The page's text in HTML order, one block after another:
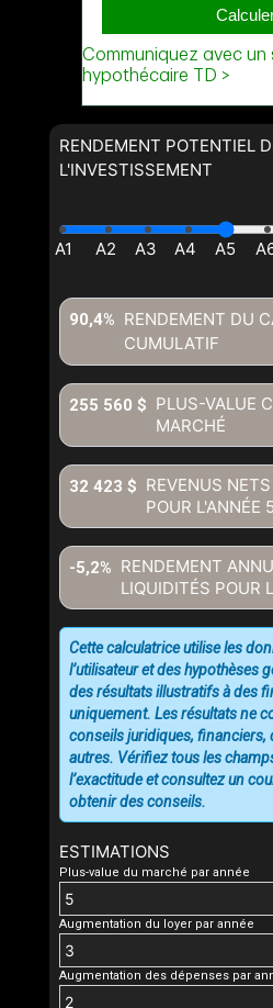
RENDEMENT POTENTIEL
L'INVESTISSEMENT
RENDEMENT DU
CUMULATIF
90,4%
PLUS-VALUE
MARCHÉ
255 560 $
REVENUS
POUR L'ANNÉE 5
32 423 $
RENDEMENT
LIQUIDITÉS POUR
-5,2%
ESTIMATIONS
Plus-value du marché par année
Augmentation du loyer par année
Augmentation des dépenses par
Cette calculatrice utilise les
l’utilisateur et des hypothèses
des résultats illustratifs à des
uniquement. Les résultats ne
conseils juridiques, financiers,
autres. Vérifiez tous les
l’exactitude et consultez un
obtenir des conseils.